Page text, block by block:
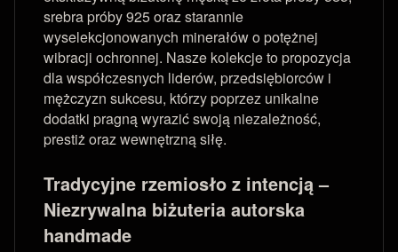
srebra próby 925 oraz starannie
wyselekcjonowanych minerałów o potężnej
wibracji ochronnej. Nasze kolekcje to propozycja
dla współczesnych liderów, przedsiębiorców i
mężczyzn sukcesu, którzy poprzez unikalne
dodatki pragną wyrazić swoją niezależność,
prestiż oraz wewnętrzną siłę.
Tradycyjne rzemiosło z intencją –
Niezrywalna biżuteria autorska
handmade